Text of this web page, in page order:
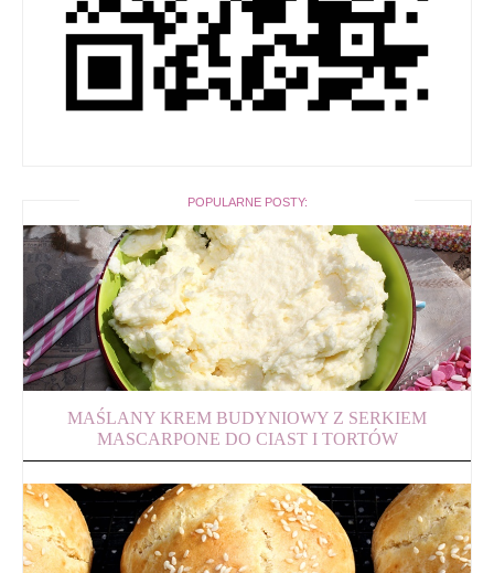
POPULARNE POSTY:
MAŚLANY KREM BUDYNIOWY Z SERKIEM
MASCARPONE DO CIAST I TORTÓW